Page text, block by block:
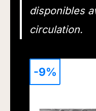
disponibles
circulation.
-9%